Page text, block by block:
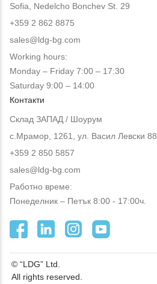
Sofia, Nedelcho Bonchev St. 29
+359 2 862 8875
sales@ldg-bg.com
Working hours:
Monday – Friday 7:00 – 17:30
Saturday 9:00 – 14:00
Контакти
Склад ЗАПАД / Шоурум
с.Мрамор, 1261, ул. Васил Левски 88
+359 2 850 5857
sales@ldg-bg.com
Работно време:
Понеделник – Петък 8:00 - 17:00ч.
© “LDG” Ltd.
All rights reserved.